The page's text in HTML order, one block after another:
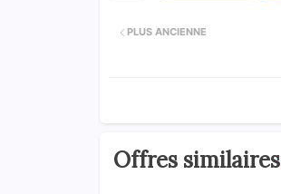
PLUS ANCIENNE
Offres similaires